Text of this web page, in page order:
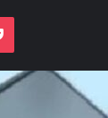
Pocket